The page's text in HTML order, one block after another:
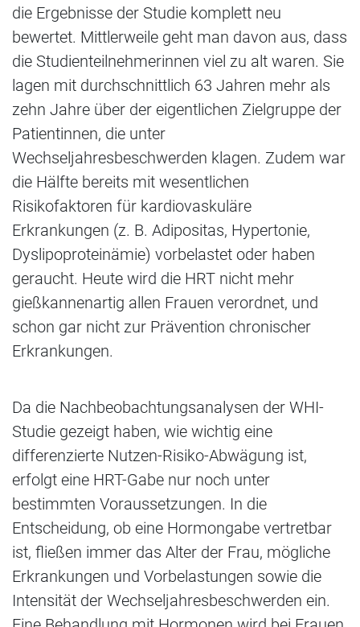
die Ergebnisse der Studie komplett neu
bewertet. Mittlerweile geht man davon aus, dass
die Studienteilnehmerinnen viel zu alt waren. Sie
lagen mit durchschnittlich 63 Jahren mehr als
zehn Jahre über der eigentlichen Zielgruppe der
Patientinnen, die unter
Wechseljahresbeschwerden klagen. Zudem war
die Hälfte bereits mit wesentlichen
Risikofaktoren für kardiovaskuläre
Erkrankungen (z. B. Adipositas, Hypertonie,
Dyslipoproteinämie) vorbelastet oder haben
geraucht. Heute wird die HRT nicht mehr
gießkannenartig allen Frauen verordnet, und
schon gar nicht zur Prävention chronischer
Erkrankungen.
Da die Nachbeobachtungsanalysen der WHI-
Studie gezeigt haben, wie wichtig eine
differenzierte Nutzen-Risiko-Abwägung ist,
erfolgt eine HRT-Gabe nur noch unter
bestimmten Voraussetzungen. In die
Entscheidung, ob eine Hormongabe vertretbar
ist, fließen immer das Alter der Frau, mögliche
Erkrankungen und Vorbelastungen sowie die
Intensität der Wechseljahresbeschwerden ein.